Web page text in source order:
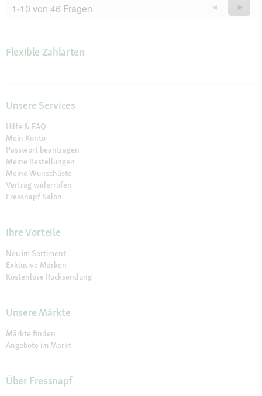
1-10 von 46 Fragen
Zurück
Questions
◄
Weiter
►
Flexible Zahlarten
Unsere Services
Hilfe & FAQ
Mein Konto
Passwort beantragen
Meine Bestellungen
Meine Wunschliste
Vertrag widerrufen
Fressnapf Salon
Ihre Vorteile
Neu im Sortiment
Exklusive Marken
Kostenlose Rücksendung
Unsere Märkte
Märkte finden
Angebote im Markt
Über Fressnapf